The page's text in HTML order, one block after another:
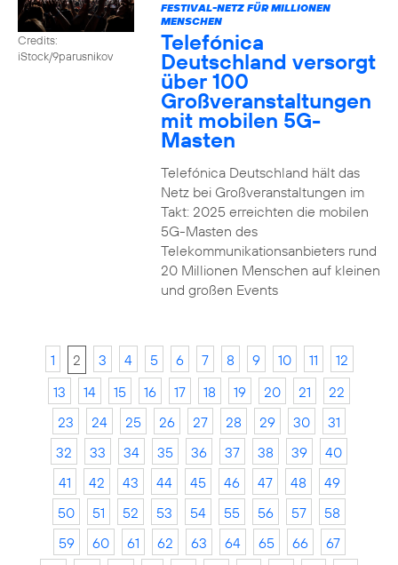
Credits:
iStock/9parusnikov
FESTIVAL-NETZ FÜR MILLIONEN
MENSCHEN
Telefónica
Deutschland versorgt
über 100
Großveranstaltungen
mit mobilen 5G-
Masten
Telefónica Deutschland hält das
Netz bei Großveranstaltungen im
Takt: 2025 erreichten die mobilen
5G-Masten des
Telekommunikationsanbieters rund
20 Millionen Menschen auf kleinen
und großen Events
1 2 3 4 5 6 7 8 9 10 11
12
13
14 15 16 17 18 19 20 21
22
23
24 25 26 27 28 29 30
31
32
33 34 35 36 37 38 39
40
41
42 43 44 45 46 47 48
49
50
51 52 53 54 55 56 57
58
59
60 61 62 63 64 65 66
67